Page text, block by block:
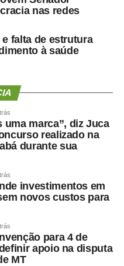
nas redes
falta de estrutura
à saúde
uma marca”, diz Juca
realizado na
durante sua
investimentos em
novos custos para
para 4 de
apoio na disputa
MT